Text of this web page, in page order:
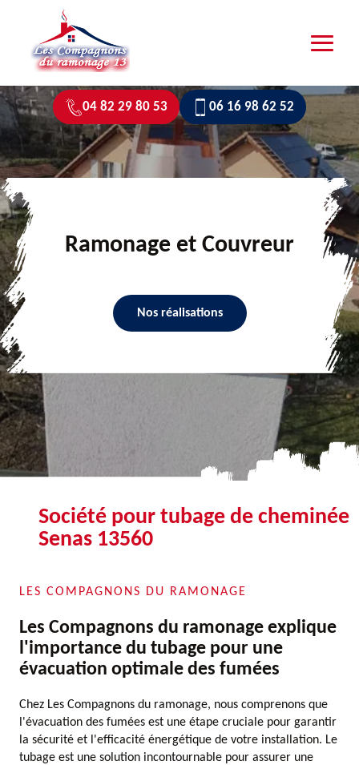
04 82 29 80 53 06 16 98 62 52
Ramonage et Couvreur
Nos réalisations
Société pour tubage de cheminée
Senas 13560
LES COMPAGNONS DU RAMONAGE
Les Compagnons du ramonage explique
l'importance du tubage pour une
évacuation optimale des fumées
Chez Les Compagnons du ramonage, nous comprenons que
l'évacuation des fumées est une étape cruciale pour garantir
la sécurité et l'efficacité énergétique de votre installation. Le
tubage est une solution incontournable pour assurer une